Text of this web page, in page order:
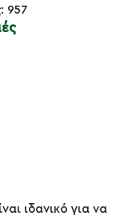
: 957
ιδανικό για να